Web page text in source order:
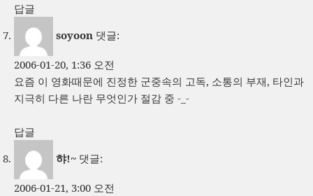
답글
soyoon 댓글:
2006-01-20, 1:36 오전
요즘 이 영화때문에 진정한 군중속의 고독, 소통의 부재, 타인과
지극히 다른 나란 무엇인가 절감 중 -_-
답글
햐!~ 댓글:
2006-01-21, 3:00 오전